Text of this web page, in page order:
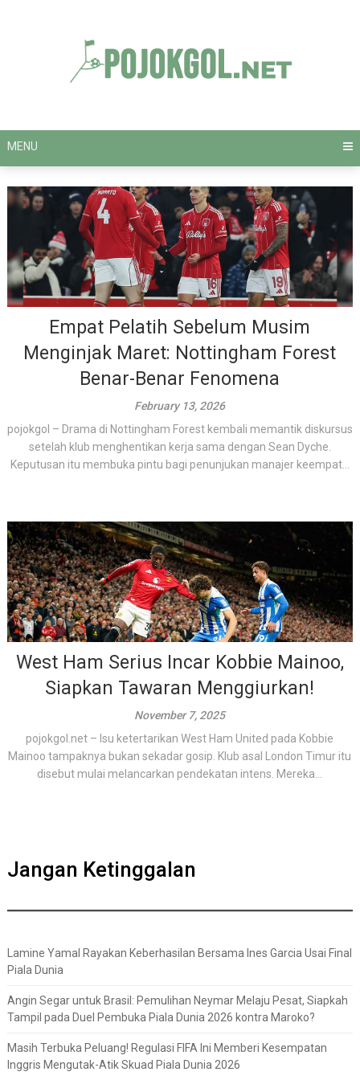
MENU
Empat Pelatih Sebelum Musim
Menginjak Maret: Nottingham Forest
Benar-Benar Fenomena
February 13, 2026
pojokgol – Drama di Nottingham Forest kembali memantik diskursus
setelah klub menghentikan kerja sama dengan Sean Dyche.
Keputusan itu membuka pintu bagi penunjukan manajer keempat...
West Ham Serius Incar Kobbie Mainoo,
Siapkan Tawaran Menggiurkan!
November 7, 2025
pojokgol.net – Isu ketertarikan West Ham United pada Kobbie
Mainoo tampaknya bukan sekadar gosip. Klub asal London Timur itu
disebut mulai melancarkan pendekatan intens. Mereka...
Jangan Ketinggalan
Lamine Yamal Rayakan Keberhasilan Bersama Ines Garcia Usai Final
Piala Dunia
Angin Segar untuk Brasil: Pemulihan Neymar Melaju Pesat, Siapkah
Tampil pada Duel Pembuka Piala Dunia 2026 kontra Maroko?
Masih Terbuka Peluang! Regulasi FIFA Ini Memberi Kesempatan
Inggris Mengutak-Atik Skuad Piala Dunia 2026